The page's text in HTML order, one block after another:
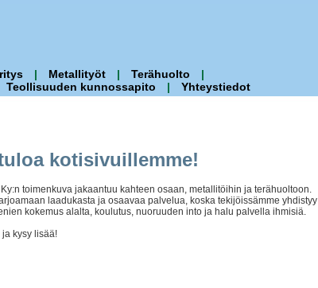
| Metallityöt | Terähuolto
|
Teollisuuden kunnossapito | Yhteystiedot
kotisivuillemme!
toimenkuva jakaantuu kahteen osaan, metallitöihin ja terähuoltoon.
laadukasta ja osaavaa palvelua, koska tekijöissämme yhdistyy
kokemus alalta, koulutus, nuoruuden into ja halu palvella ihmisiä.
ja kysy lisää!